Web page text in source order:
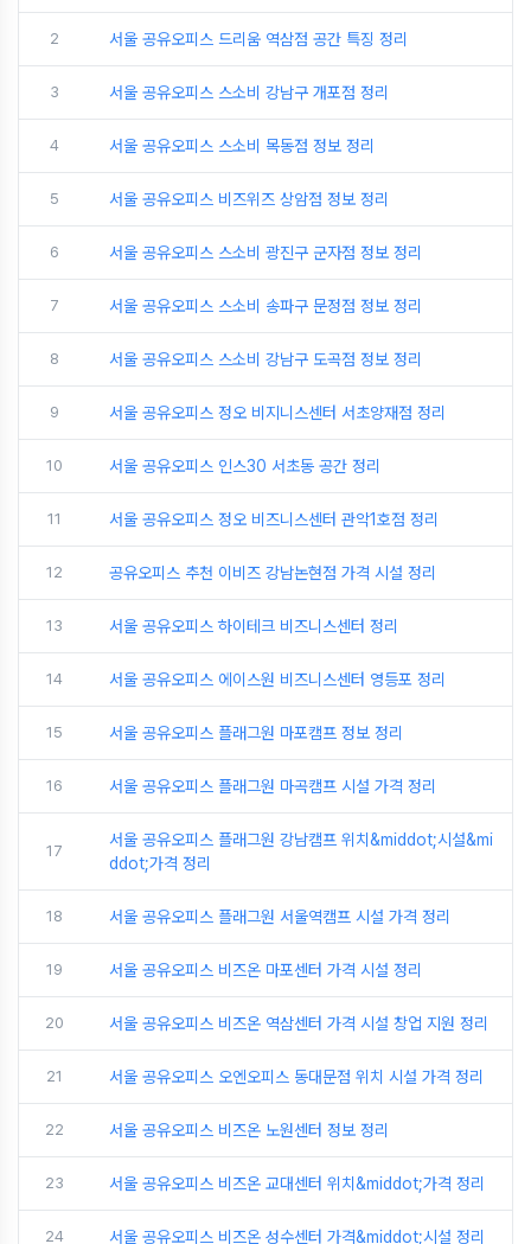
2 서울 공유오피스 드리움 역삼점 공간 특징 정리
3 서울 공유오피스 스소비 강남구 개포점 정리
4 서울 공유오피스 스소비 목동점 정보 정리
5 서울 공유오피스 비즈위즈 상암점 정보 정리
6 서울 공유오피스 스소비 광진구 군자점 정보 정리
7 서울 공유오피스 스소비 송파구 문정점 정보 정리
8 서울 공유오피스 스소비 강남구 도곡점 정보 정리
9 서울 공유오피스 정오 비지니스센터 서초양재점 정리
10 서울 공유오피스 인스30 서초동 공간 정리
11 서울 공유오피스 정오 비즈니스센터 관악1호점 정리
12 공유오피스 추천 이비즈 강남논현점 가격 시설 정리
13 서울 공유오피스 하이테크 비즈니스센터 정리
14 서울 공유오피스 에이스원 비즈니스센터 영등포 정리
15 서울 공유오피스 플래그원 마포캠프 정보 정리
16 서울 공유오피스 플래그원 마곡캠프 시설 가격 정리
17
서울 공유오피스 플래그원 강남캠프 위치&middot;시설&mi
ddot;가격 정리
18 서울 공유오피스 플래그원 서울역캠프 시설 가격 정리
19 서울 공유오피스 비즈온 마포센터 가격 시설 정리
20 서울 공유오피스 비즈온 역삼센터 가격 시설 창업 지원 정리
21 서울 공유오피스 오엔오피스 동대문점 위치 시설 가격 정리
22 서울 공유오피스 비즈온 노원센터 정보 정리
23 서울 공유오피스 비즈온 교대센터 위치&middot;가격 정리
24 서울 공유오피스 비즈온 성수센터 가격&middot;시설 정리